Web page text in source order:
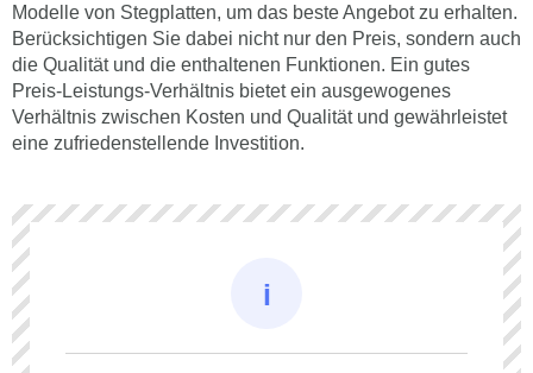
Modelle von Stegplatten, um das beste Angebot zu erhalten.
Berücksichtigen Sie dabei nicht nur den Preis, sondern auch
die Qualität und die enthaltenen Funktionen. Ein gutes
Preis-Leistungs-Verhältnis bietet ein ausgewogenes
Verhältnis zwischen Kosten und Qualität und gewährleistet
eine zufriedenstellende Investition.